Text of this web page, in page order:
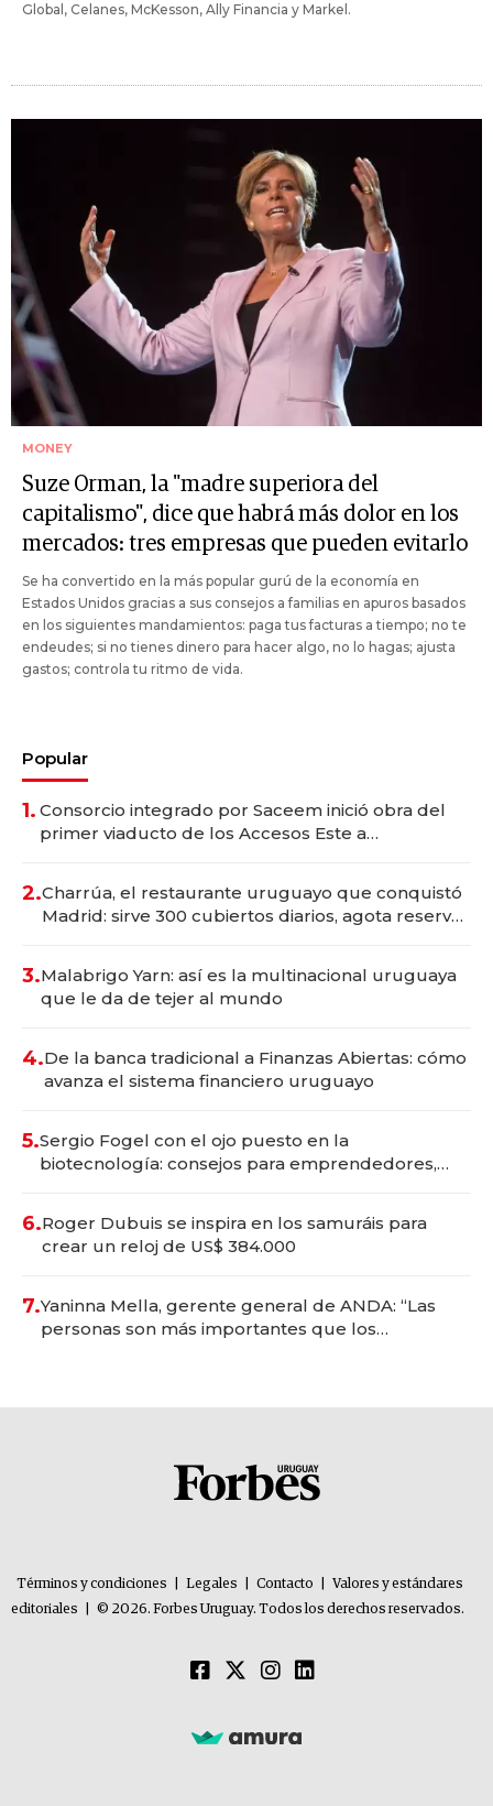
Global, Celanes, McKesson, Ally Financia y Markel.
MONEY
Suze Orman, la "madre superiora del
capitalismo", dice que habrá más dolor en los
mercados: tres empresas que pueden evitarlo
Se ha convertido en la más popular gurú de la economía en
Estados Unidos gracias a sus consejos a familias en apuros basados
en los siguientes mandamientos: paga tus facturas a tiempo; no te
endeudes; si no tienes dinero para hacer algo, no lo hagas; ajusta
gastos; controla tu ritmo de vida.
Popular
1. Consorcio integrado por Saceem inició obra del
primer viaducto de los Accesos Este a
2.Charrúa, el restaurante uruguayo que conquistó
Madrid: sirve 300 cubiertos diarios, agota reservas
3.Malabrigo Yarn: así es la multinacional uruguaya
que le da de tejer al mundo
4.De la banca tradicional a Finanzas Abiertas: cómo
avanza el sistema financiero uruguayo
5.Sergio Fogel con el ojo puesto en la
biotecnología: consejos para emprendedores,
6.Roger Dubuis se inspira en los samuráis para
crear un reloj de US$ 384.000
7.Yaninna Mella, gerente general de ANDA: “Las
personas son más importantes que los
Términos y condiciones Legales Contacto
Valores y estándares
editoriales
© 2026. Forbes Uruguay. Todos los derechos reservados.